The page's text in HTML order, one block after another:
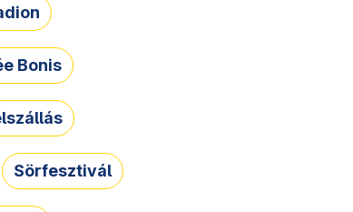
Bonis
Sörfesztivál